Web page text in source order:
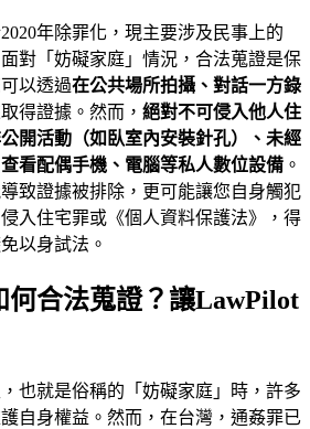
年除罪化，現主要涉及民事上的
面對「妨礙家庭」情況，合法蒐證是保
以透過在公共場所拍攝、對話一方錄
得證據。然而， 絕對不可侵入他人住
開活動（如臥室內安裝針孔）、未經
看配偶手機、電腦等私人數位設備 。
致證據被排除，更可能讓您自身觸犯
入住宅罪或《個人資料保護法》，得
以身試法。
何合法蒐證？讓LawPilot
也就是俗稱的「妨礙家庭」時，許多
自身權益。然而，在台灣，通姦罪已